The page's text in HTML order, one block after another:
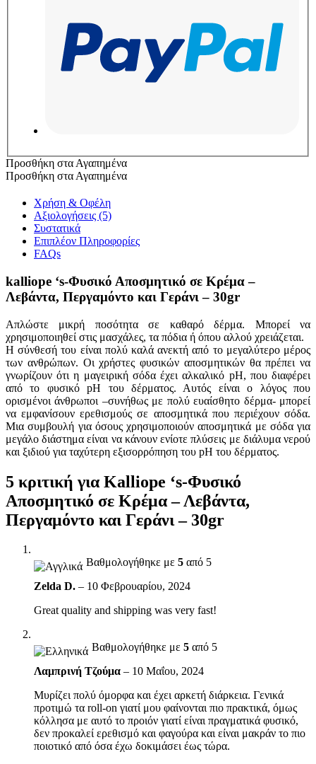
Προσθήκη στα Αγαπημένα
Προσθήκη στα Αγαπημένα
Χρήση & Οφέλη
Αξιολογήσεις (5)
Συστατικά
Επιπλέον Πληροφορίες
FAQs
kalliope ‘s-Φυσικό Αποσμητικό σε Κρέμα –
Λεβάντα, Περγαμόντο και Γεράνι – 30gr
Απλώστε μικρή ποσότητα σε καθαρό δέρμα. Μπορεί να
χρησιμοποιηθεί στις μασχάλες, τα πόδια ή όπου αλλού χρειάζεται.
Η σύνθεσή του είναι πολύ καλά ανεκτή από το μεγαλύτερο μέρος
των ανθρώπων. Οι χρήστες φυσικών αποσμητικών θα πρέπει να
γνωρίζουν ότι η μαγειρική σόδα έχει αλκαλικό pH, που διαφέρει
από το φυσικό pH του δέρματος. Αυτός είναι ο λόγος που
ορισμένοι άνθρωποι –συνήθως με πολύ ευαίσθητο δέρμα- μπορεί
να εμφανίσουν ερεθισμούς σε αποσμητικά που περιέχουν σόδα.
Μια συμβουλή για όσους χρησιμοποιούν αποσμητικά με σόδα για
μεγάλο διάστημα είναι να κάνουν ενίοτε πλύσεις με διάλυμα νερού
και ξιδιού για ταχύτερη εξισορρόπηση του pH του δέρματος.
5 κριτική γιαKalliope ‘s-Φυσικό
Αποσμητικό σε Κρέμα – Λεβάντα,
Περγαμόντο και Γεράνι – 30gr
Βαθμολογήθηκε με 5 από 5
Zelda D. – 10 Φεβρουαρίου, 2024
Great quality and shipping was very fast!
Βαθμολογήθηκε με 5 από 5
Λαμπρινή Τζούμα – 10 Μαΐου, 2024
Μυρίζει πολύ όμορφα και έχει αρκετή διάρκεια. Γενικά
προτιμώ τα roll-on γιατί μου φαίνονται πιο πρακτικά, όμως
κόλλησα με αυτό το προιόν γιατί είναι πραγματικά φυσικό,
δεν προκαλεί ερεθισμό και φαγούρα και είναι μακράν το πιο
ποιοτικό από όσα έχω δοκιμάσει έως τώρα.